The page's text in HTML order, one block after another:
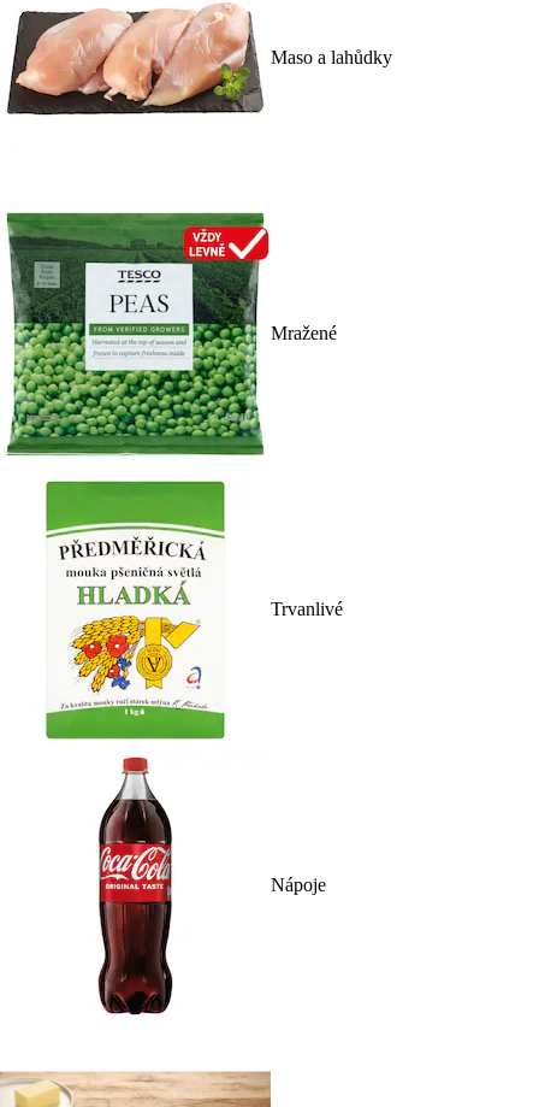
Maso a lahůdky
Mražené
Trvanlivé
Nápoje